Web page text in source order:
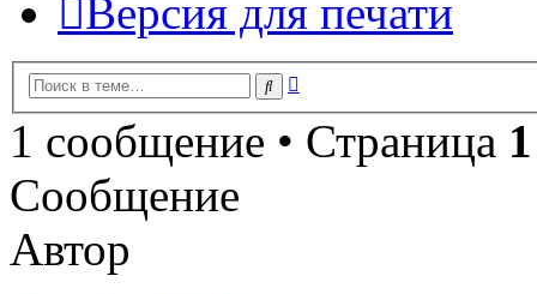
Версия для печати
Поиск
1 сообщение • Страница 1
Сообщение
Автор